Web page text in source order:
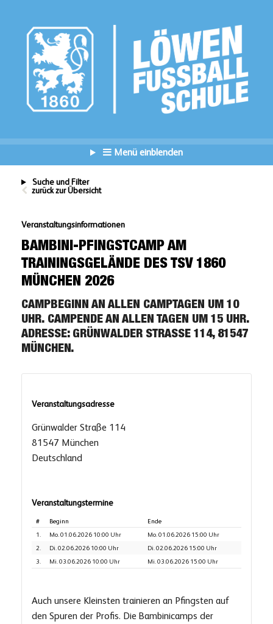
Menü einblenden
Suche und Filter
zurück zur Übersicht
Veranstaltungsinformationen
BAMBINI-PFINGSTCAMP AM
TRAININGSGELÄNDE DES TSV 1860
MÜNCHEN 2026
CAMPBEGINN AN ALLEN CAMPTAGEN UM 10
UHR. CAMPENDE AN ALLEN TAGEN UM 15 UHR.
ADRESSE: GRÜNWALDER STRASSE 114, 81547 M
ÜNCHEN.
Veranstaltungsadresse
Grünwalder Straße 114
81547 München
Deutschland
Veranstaltungstermine
# Beginn
Ende
1.
Mo. 01.06.2026 10:00 Uhr
Mo. 01.06.2026 15:00 Uhr
2.
Di. 02.06.2026 10:00 Uhr
Di. 02.06.2026 15:00 Uhr
3.
Mi. 03.06.2026 10:00 Uhr Mi. 03.06.2026 15:00 Uhr
Auch unsere Kleinsten trainieren an Pfingsten auf
den Spuren der Profis. Die Bambinicamps der